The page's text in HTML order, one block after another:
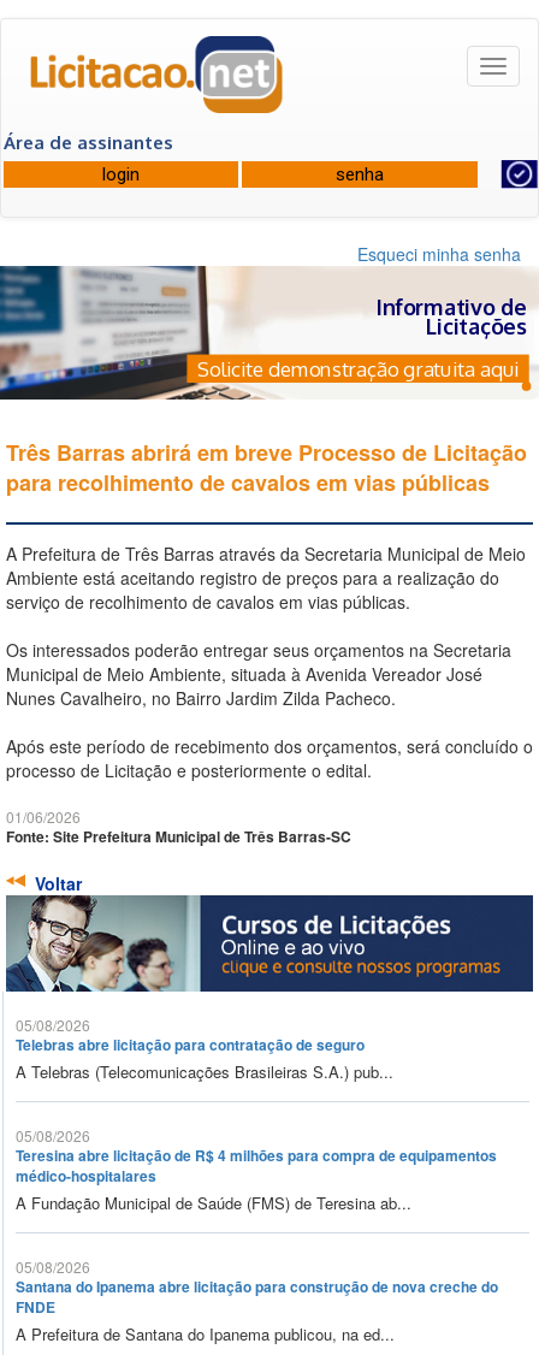
Área de assinantes
Esqueci minha senha
Informativo de
Licitações
Solicite demonstração gratuita aqui
Três Barras abrirá em breve Processo de Licitação
para recolhimento de cavalos em vias públicas
A Prefeitura de Três Barras através da Secretaria Municipal de Meio
Ambiente está aceitando registro de preços para a realização do
serviço de recolhimento de cavalos em vias públicas.
Os interessados poderão entregar seus orçamentos na Secretaria
Municipal de Meio Ambiente, situada à Avenida Vereador José
Nunes Cavalheiro, no Bairro Jardim Zilda Pacheco.
Após este período de recebimento dos orçamentos, será concluído o
processo de Licitação e posteriormente o edital.
01/06/2026
Fonte: Site Prefeitura Municipal de Três Barras-SC
Voltar
05/08/2026
Telebras abre licitação para contratação de seguro
A Telebras (Telecomunicações Brasileiras S.A.) pub...
05/08/2026
Teresina abre licitação de R$ 4 milhões para compra de equipamentos
médico-hospitalares
A Fundação Municipal de Saúde (FMS) de Teresina ab...
05/08/2026
Santana do Ipanema abre licitação para construção de nova creche do
FNDE
A Prefeitura de Santana do Ipanema publicou, na ed...